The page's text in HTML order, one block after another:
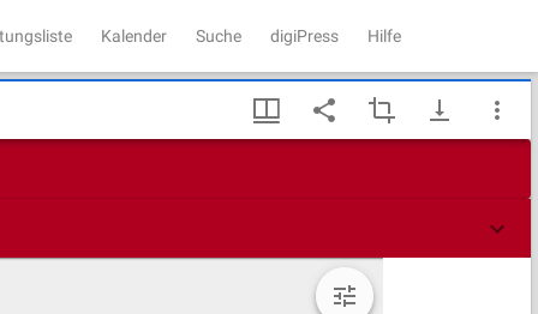
Kalender Suche digiPress Hilfe